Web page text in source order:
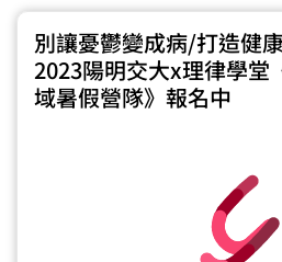
別讓憂鬱變成病/打造健
2023陽明交大x理律學堂
域暑假營隊》報名中